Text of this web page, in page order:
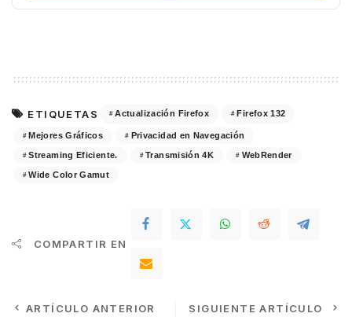
ETIQUETAS Actualización Firefox Firefox 132
Mejores Gráficos Privacidad en Navegación
Streaming Eficiente. Transmisión 4K WebRender
Wide Color Gamut
COMPARTIR EN
ARTÍCULO ANTERIOR
SIGUIENTE ARTÍCULO